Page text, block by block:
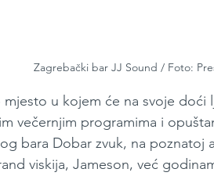
Zagrebački bar JJ Sound / Foto:
u kojem će na svoje
večernjim programima i
bara Dobar zvuk, na poznatoj
viskija, Jameson, već